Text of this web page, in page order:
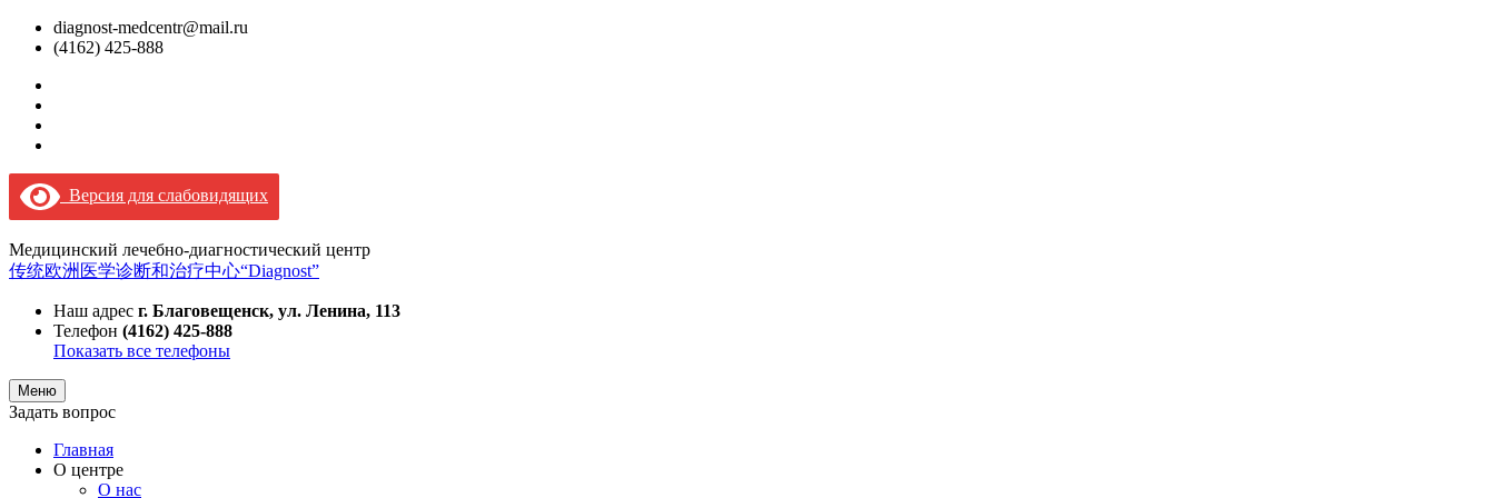
diagnost-medcentr@mail.ru
(4162) 425-888
Версия для слабовидящих
Медицинский лечебно-диагностический центр
传统欧洲医学诊断和治疗中心“Diagnost”
Наш адрес г. Благовещенск, ул. Ленина, 113
Телефон (4162) 425-888
Показать все телефоны
Меню
Задать вопрос
Главная
О центре
О нас